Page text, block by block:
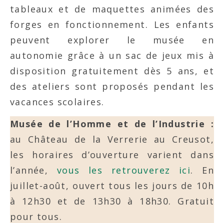
tableaux et de maquettes animées des
forges en fonctionnement. Les enfants
peuvent explorer le musée en
autonomie grâce à un sac de jeux mis à
disposition gratuitement dès 5 ans, et
des ateliers sont proposés pendant les
vacances scolaires.
Musée de l’Homme et de l’Industrie :
au Château de la Verrerie au Creusot,
les horaires d’ouverture varient dans
l’année, vous les retrouverez ici. En
juillet-août, ouvert tous les jours de 10h
à 12h30 et de 13h30 à 18h30. Gratuit
pour tous.